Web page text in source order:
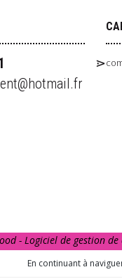
- Logiciel de gestion
En continuant à